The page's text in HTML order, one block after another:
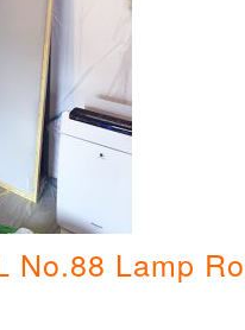
No.88 Lamp